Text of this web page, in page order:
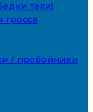
тали)
тросса
/ пробойники